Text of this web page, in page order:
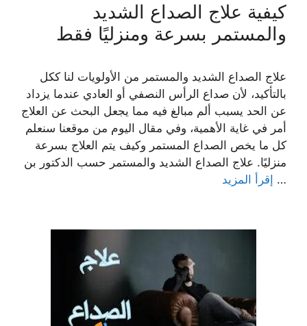
كيفية علاج الصداع الشديد
والمستمر بسرعة ومنزليًا فقط
علاج الصداع الشديد والمستمر من الأولويات لنا ككل
بالتأكيد، لأن صداع الرأس النصفي أو العادي عندما يزداد
عن الحد يسبب ألم مبالغ فيه مما يجعل البحث عن العلاج
أمر في غاية الأهمية، وفي مقال اليوم من موقعنا سنعلم
كل ما يخص الصداع المستمر وكيف يتم العلاج بسرعة
منزليًا. علاج الصداع الشديد والمستمر حسب الدكتور بن
… إقرأ المزيد